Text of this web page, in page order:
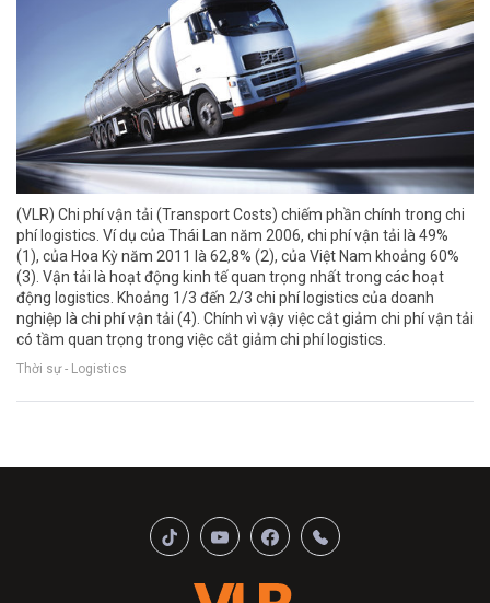
(VLR) Chi phí vận tải (Transport Costs) chiếm phần chính trong chi
phí logistics. Ví dụ của Thái Lan năm 2006, chi phí vận tải là 49%
(1), của Hoa Kỳ năm 2011 là 62,8% (2), của Việt Nam khoảng 60%
(3). Vận tải là hoạt động kinh tế quan trọng nhất trong các hoạt
động logistics. Khoảng 1/3 đến 2/3 chi phí logistics của doanh
nghiệp là chi phí vận tải (4). Chính vì vậy việc cắt giảm chi phí vận tải
có tầm quan trọng trong việc cắt giảm chi phí logistics.
Thời sự - Logistics